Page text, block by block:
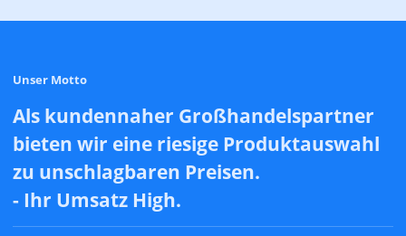
Unser Motto
Als kundennaher Großhandelspartner
bieten wir eine riesige Produktauswahl
zu unschlagbaren Preisen.
- Ihr Umsatz High.